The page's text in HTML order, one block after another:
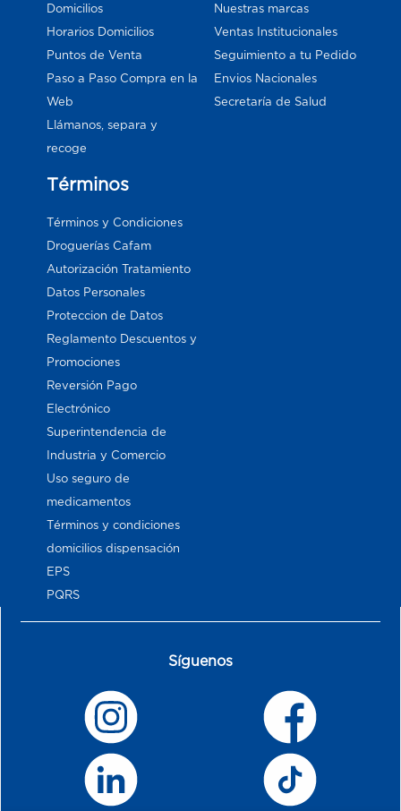
Domicilios
Horarios Domicilios
Puntos de Venta
Paso a Paso Compra en la
Web
Llámanos, separa y
recoge
Nuestras marcas
Ventas Institucionales
Seguimiento a tu Pedido
Envios Nacionales
Secretaría de Salud
Términos
Términos y Condiciones
Droguerías Cafam
Autorización Tratamiento
Datos Personales
Proteccion de Datos
Reglamento Descuentos y
Promociones
Reversión Pago
Electrónico
Superintendencia de
Industria y Comercio
Uso seguro de
medicamentos
Términos y condiciones
domicilios dispensación
EPS
PQRS
Síguenos